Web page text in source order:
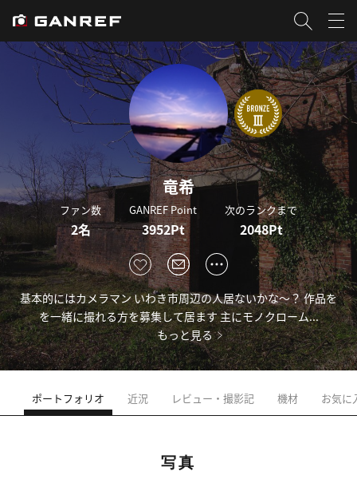
竜希
ファン数
2名
GANREF Point
3952Pt
次のランクまで
2048Pt
基本的にはカメラマン いわき市周辺の人居ないかな～？ 作品を
を一緒に撮れる方を募集して居ます 主にモノクローム...
もっと見る
ポートフォリオ 近況 レビュー・撮影記 機材 お気に
写真